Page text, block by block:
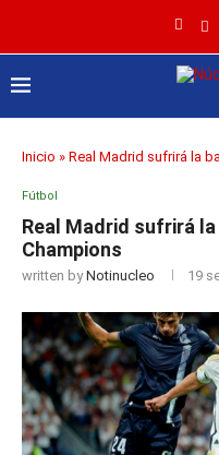
Inicio » Real Madrid sufrirá la
Fútbol
Real Madrid sufrirá la
Champions
written byNotinucleo 19